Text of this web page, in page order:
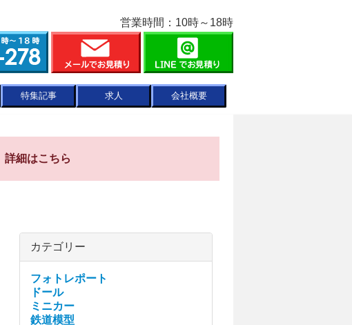
営業時間：10時～18時
特集記事 求人 会社概要
詳細はこちら
カテゴリー
フォトレポート
ドール
ミニカー
鉄道模型